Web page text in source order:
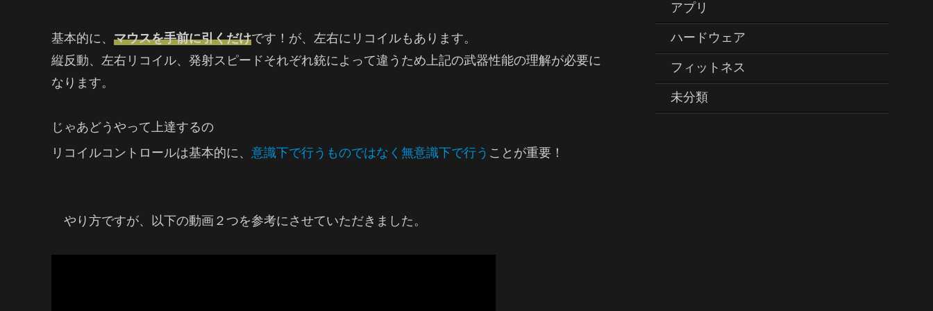
基本的に、 マウスを手前に引くだけです！が、左右にリコイルもあります。
縦反動、左右リコイル、発射スピードそれぞれ銃によって違うため上記の武器性能の理解が必要に
なります。
じゃあどうやって上達するの
リコイルコントロールは基本的に、 意識下で行うものではなく無意識下で行う ことが重要！
やり方ですが、以下の動画２つを参考にさせていただきました。
アプリ
ハードウェア
フィットネス
未分類